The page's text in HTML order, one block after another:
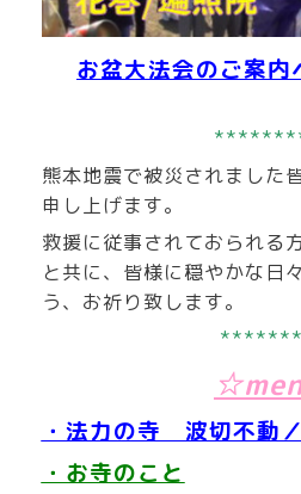
お盆大法会のご案内
熊本地震で被災されました
申し上げます。
救援に従事されておられる
と共に、皆様に穏やかな日
う、お祈り致します。
・法力の寺 波切不動
・お寺のこと